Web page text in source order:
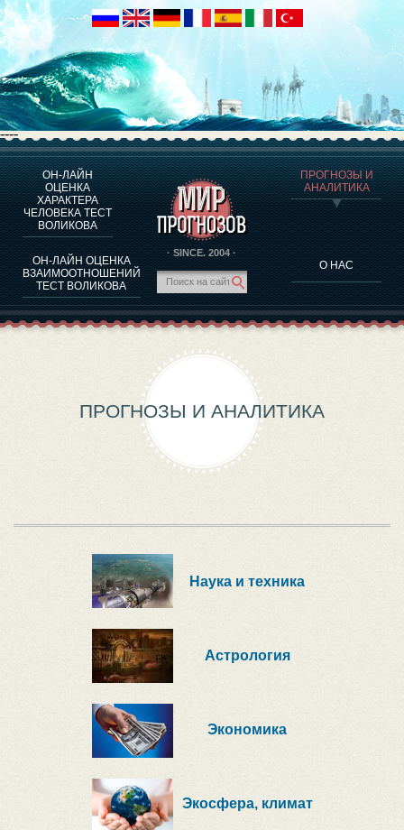
----
ОН-ЛАЙН
ОЦЕНКА
ХАРАКТЕРА
ЧЕЛОВЕКА ТЕСТ
ВОЛИКОВА
ОН-ЛАЙН ОЦЕНКА
ВЗАИМООТНОШЕНИЙ
ТЕСТ ВОЛИКОВА
· SINCE. 2004 ·
ПРОГНОЗЫ И
АНАЛИТИКА
О НАС
О ПРОГРАММЕ
ОЦЕНКА ХАРАКТЕРA ЧЕЛОВЕКА
ОЦЕНКА ХАРАКТЕРА ВЫДАЮЩИХСЯ ЛИЧНОСТЕЙ
О ПРОГРАММЕ
ТЕСТ НА СОВМЕСТИМОСТЬ ВОЛИКОВА
ПРОГНОЗЫ И АНАЛИТИКА
ПРОГНОЗЫ И АНАЛИТИКА
Наука и техника
Астрология
Экономика
Экосфера, климат